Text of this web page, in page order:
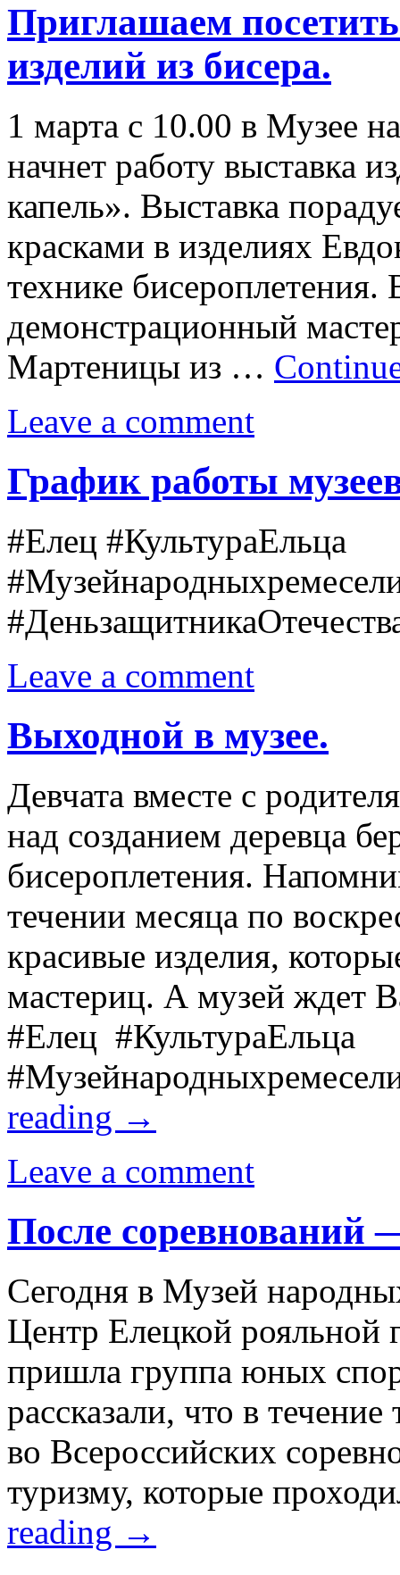
Приглашаем
изделий из бисера.
1 марта с 10.00 в Музее
начнет работу выставка
капель». Выставка
красками в изделиях
технике
демонстрационный
Мартеницы из …
Leave a comment
График работы
#Елец #КультураЕльца
Leave a comment
Выходной в музее.
Девчата вместе с
над созданием деревца
бисероплетения.
течении месяца по
красивые изделия,
мастериц. А музей ждет
#Елец #КультураЕльца
reading →
Leave a comment
После соревнований
Сегодня в Музей
Центр Елецкой рояльной
пришла группа юных
рассказали, что в
во Всероссийских
туризму, которые
reading →